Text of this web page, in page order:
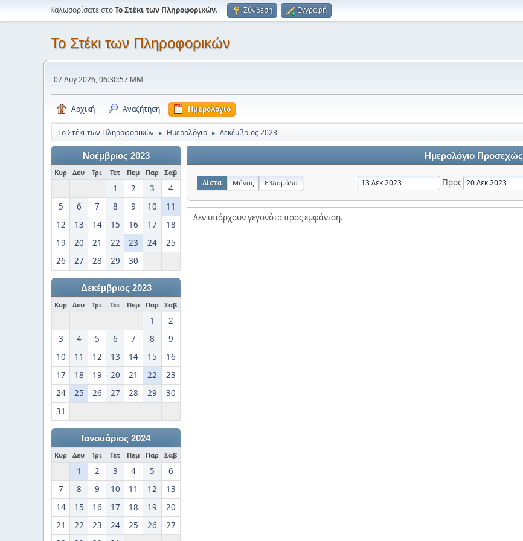
Καλωσορίσατε στοΤο Στέκι των Πληροφορικών. Σύνδεση Εγγραφή
Το Στέκι των Πληροφορικών
07 Αυγ 2026, 06:30:57 ΜΜ
Αρχική Αναζήτηση Ημερολόγιο
Το Στέκι των Πληροφορικών ► Ημερολόγιο ► Δεκέμβριος 2023
Νοέμβριος 2023
Κυρ Δευ Τρι Τετ Πεμ Παρ Σαβ
1 2 3
4
5
6 7 8 9 10
11
12
13 14 15 16 17
18
19
20 21 22 23 24
25
26
27 28 29 30
Δεκέμβριος 2023
Κυρ Δευ Τρι Τετ Πεμ Παρ Σαβ
1
2
3
4 5 6 7 8
9
10
11 12 13 14 15
16
17
18 19 20 21 22
23
24
25 26 27 28 29
30
31
Ιανουάριος 2024
Κυρ Δευ Τρι Τετ Πεμ Παρ Σαβ
1 2 3 4 5
6
7
8 9 10 11 12
13
14
15 16 17 18 19
20
21
22 23 24 25 26
27
Ημερολόγιο Προσεχώς
Λίστα Μήνας Εβδομάδα Προς
Δεν υπάρχουν γεγονότα προς εμφάνιση.